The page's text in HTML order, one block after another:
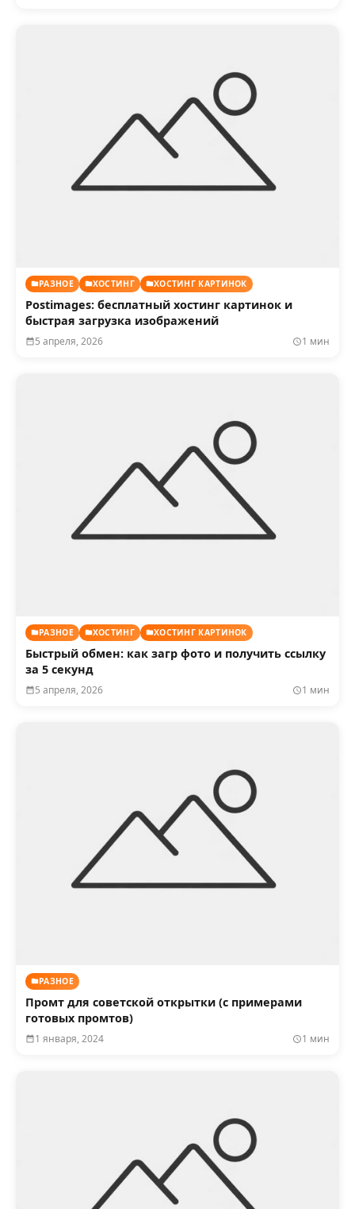
РАЗНОЕ ХОСТИНГ ХОСТИНГ КАРТИНОК
Postimages: бесплатный хостинг картинок и
быстрая загрузка изображений
5 апреля, 2026 1 мин
РАЗНОЕ ХОСТИНГ ХОСТИНГ КАРТИНОК
Быстрый обмен: как загр фото и получить ссылку
за 5 секунд
5 апреля, 2026 1 мин
РАЗНОЕ
Промт для советской открытки (с примерами
готовых промтов)
1 января, 2024 1 мин